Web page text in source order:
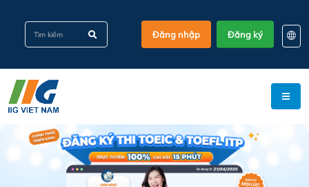
Đăng nhập Đăng ký
EN
KO
VI